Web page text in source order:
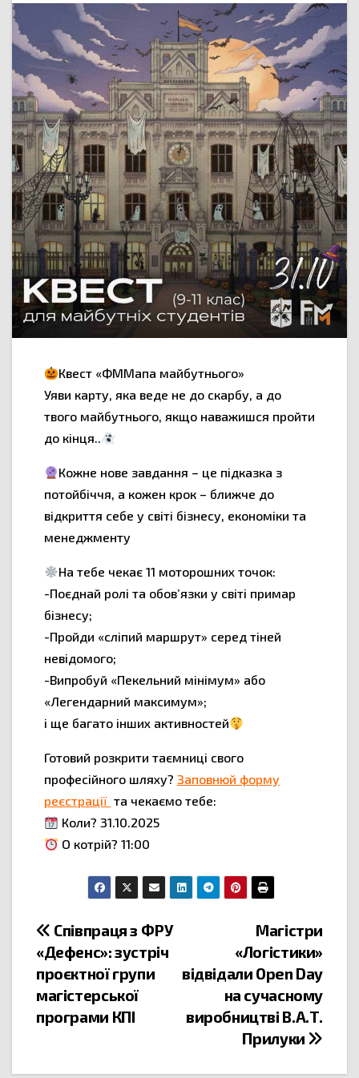
Квест «ФММапа майбутнього»
Уяви карту, яка веде не до скарбу, а до
твого майбутнього, якщо наважишся пройти
до кінця..
Кожне нове завдання – це підказка з
потойбіччя, а кожен крок – ближче до
відкриття себе у світі бізнесу, економіки та
менеджменту
На тебе чекає 11 моторошних точок:
-Поєднай ролі та обов’язки у світі примар
бізнесу;
-Пройди «сліпий маршрут» серед тіней
невідомого;
-Випробуй «Пекельний мінімум» або
«Легендарний максимум»;
і ще багато інших активностей
Готовий розкрити таємниці свого
професійного шляху? Заповнюй форму
реєстрації та чекаємо тебе:
Коли? 31.10.2025
О котрій? 11:00
Магістри
«Логістики»
відвідали Open Day
на сучасному
виробництві В.А.Т.
Прилуки
Співпраця з ФРУ
«Дефенс»: зустріч
проєктної групи
магістерської
програми КПІ